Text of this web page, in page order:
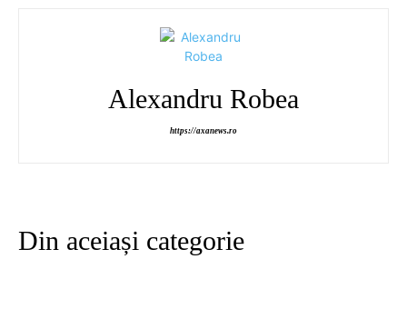
Alexandru Robea
https://axanews.ro
Din aceiași categorie